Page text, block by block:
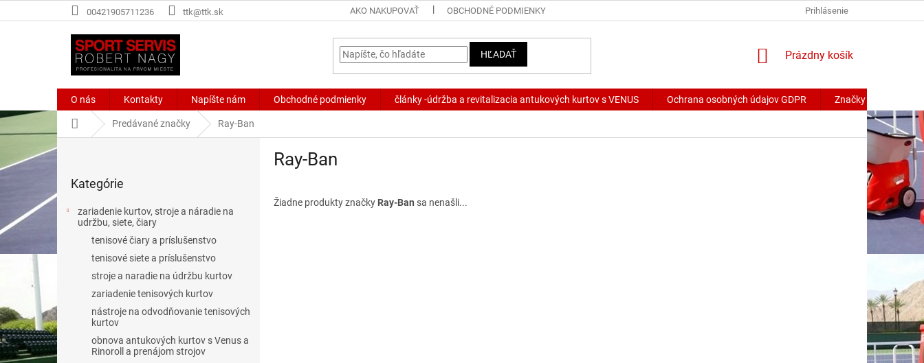
na
00421905711236 ttk@ttk.sk AKO NAKUPOVAŤ OBCHODNÉ PODMIENKY Prihlásenie
HĽADAŤ
NÁKUPNÝ
Prázdny košík
O nás Kontakty Napíšte nám Obchodné podmienky články -údržba a revitalizacia antukových kurtov s VENUS Ochrana osobných údajov GDPR Značky
DomovPredávané značky Ray-Ban
B
n
n
kategórie
Kategórie
zariadenie kurtov, stroje a náradie na
udržbu, siete, čiary
tenisové čiary a príslušenstvo
tenisové siete a príslušenstvo
stroje a naradie na údržbu kurtov
zariadenie tenisových kurtov
nástroje na odvodňovanie tenisových
kurtov
obnova antukových kurtov s Venus a
Rinoroll a prenájom strojov
Ray-Ban
Žiadne produkty značky Ray-Ban sa nenašli...